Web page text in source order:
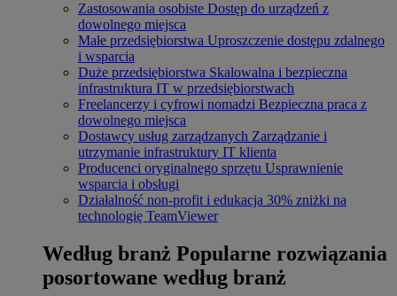
Zastosowania osobiste Dostęp do urządzeń z
dowolnego miejsca
Małe przedsiębiorstwa Uproszczenie dostępu zdalnego
i wsparcia
Duże przedsiębiorstwa Skalowalna i bezpieczna
infrastruktura IT w przedsiębiorstwach
Freelancerzy i cyfrowi nomadzi Bezpieczna praca z
dowolnego miejsca
Dostawcy usług zarządzanych Zarządzanie i
utrzymanie infrastruktury IT klienta
Producenci oryginalnego sprzętu Usprawnienie
wsparcia i obsługi
Działalność non-profit i edukacja 30% zniżki na
technologię TeamViewer
Według branż Popularne rozwiązania
posortowane według branż